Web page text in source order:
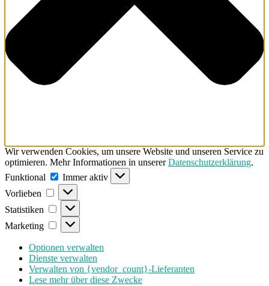
Wir verwenden Cookies, um unsere Website und unseren Service zu
optimieren. Mehr Informationen in unsererDatenschutzerklärung.
Funktional
Funktional
Immer aktiv
Vorlieben
Vorlieben
Statistiken Statistiken
Marketing Marketing
Optionen verwalten
Dienste verwalten
Verwalten von {vendor_count}-Lieferanten
Lese mehr über diese Zwecke